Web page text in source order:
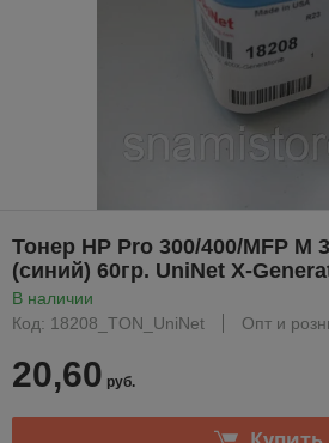
Тонер HP Pro 300/400/MFP M
(синий) 60гр. UniNet X-
В наличии
Код: 18208_TON_UniNet
Опт и
20,60 руб.